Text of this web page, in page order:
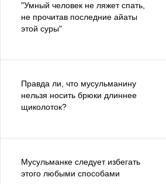
"Умный человек не ляжет спать,
не прочитав последние айаты
этой суры"
Правда ли, что мусульманину
нельзя носить брюки длиннее
щиколоток?
Мусульманке следует избегать
этого любыми способами